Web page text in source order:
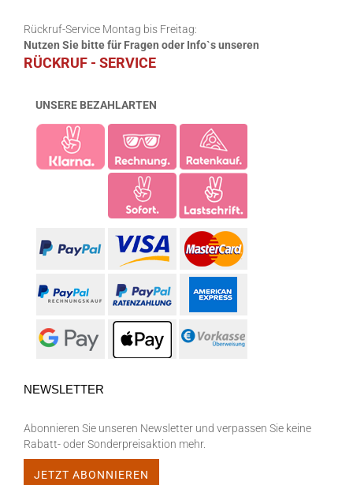
Rückruf-Service Montag bis Freitag:
Nutzen Sie bitte für Fragen oder Info`s unseren
RÜCKRUF - SERVICE
UNSERE BEZAHLARTEN
NEWSLETTER
Abonnieren Sie unseren Newsletter und verpassen Sie keine
Rabatt- oder Sonderpreisaktion mehr.